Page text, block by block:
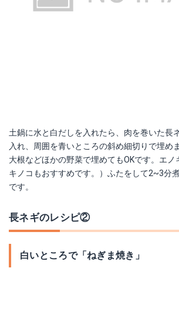
土鍋に水と白だしを入れたら、肉を巻いた長
入れ、周囲を青いところの斜め細切りで埋め
大根などほかの野菜で埋めてもOKです。エ
キノコもおすすめです。）ふたをして2~3分
です。
長ネギのレシピ②
白いところで「ねぎま焼き」